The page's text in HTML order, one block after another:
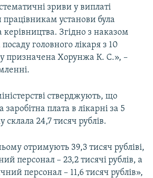
зриви у виплаті
працівникам установи була
керівництва. Згідно з наказом
головного лікаря з 10
призначена Хорунжа К. С.», –
стверджують, що
плата в лікарні за 5
склала 24,7 тисяч рублів.
отримують 39,3 тисяч рубліві,
персонал – 23,2 тисячі рублів, а
персонал – 11,6 тисяч рублів»,